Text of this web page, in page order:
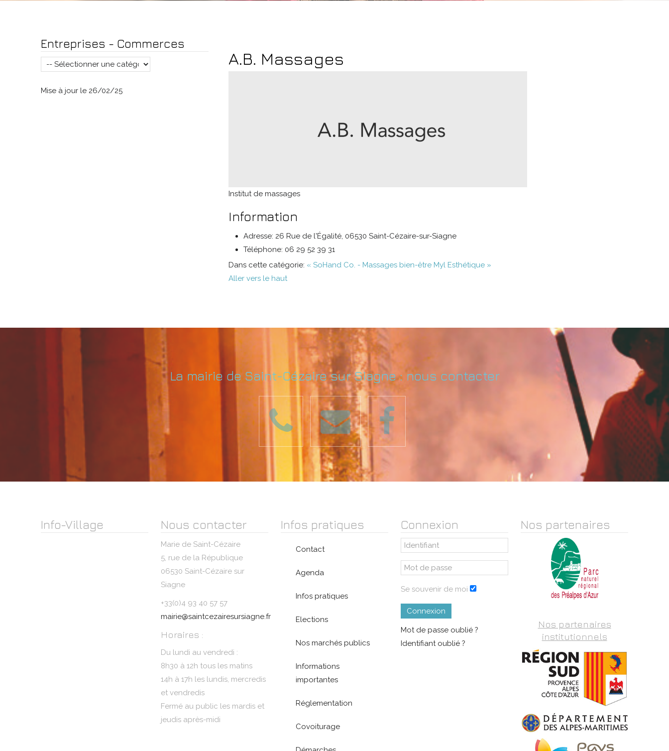
A.B. Massages
Institut de massages
Information
Adresse: 26 Rue de l'Égalité, 06530 Saint-Cézaire-sur-Siagne
Téléphone: 06 29 52 39 31
Dans cette catégorie: « SoHand Co. - Massages bien-être Myl Esthétique »
Aller vers le haut
Entreprises - Commerces
Mise à jour le 26/02/25
La mairie de Saint-Cézaire sur Siagne : nous contacter
Info-Village Nous contacter
Marie de Saint-Cézaire
5, rue de la République
06530 Saint-Cézaire sur
Siagne
+33(0)4 93 40 57 57
mairie@saintcezairesursiagne.fr
Horaires :
Du lundi au vendredi :
8h30 à 12h tous les matins
14h à 17h les lundis, mercredis
et vendredis
Fermé au public les mardis et
jeudis après-midi
Infos pratiques
Contact
Agenda
Infos pratiques
Elections
Nos marchés publics
Informations
importantes
Réglementation
Covoiturage
Connexion
Se souvenir de moi
Connexion
Mot de passe oublié ?
Identifiant oublié ?
Nos partenaires
Nos partenaires
institutionnels